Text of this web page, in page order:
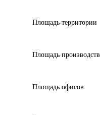
Площадь территории
Площадь производств
Площадь офисов